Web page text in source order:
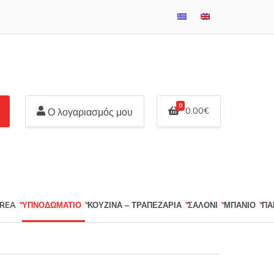
Ο λογαριασμός μου 0 0.00€
ΥΠΝΟΔΩΜΑΤΙΟ ΚΟΥΖΙΝΑ – ΤΡΑΠΕΖΑΡΙΑ ΣΑΛΟΝΙ ΜΠΑΝΙΟ